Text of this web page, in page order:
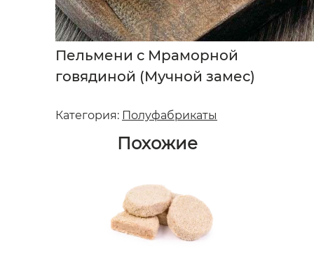
Пельмени с Мраморной
говядиной (Мучной замес)
Категория: Полуфабрикаты
Похожие